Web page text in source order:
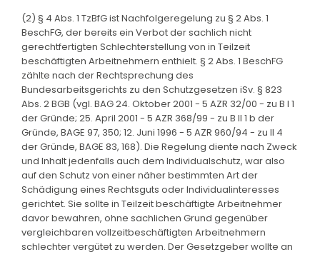
(2) § 4 Abs. 1 TzBfG ist Nachfolgeregelung zu § 2 Abs. 1
BeschFG, der bereits ein Verbot der sachlich nicht
gerechtfertigten Schlechterstellung von in Teilzeit
beschäftigten Arbeitnehmern enthielt. § 2 Abs. 1 BeschFG
zählte nach der Rechtsprechung des
Bundesarbeitsgerichts zu den Schutzgesetzen iSv. § 823
Abs. 2 BGB (vgl. BAG 24. Oktober 2001 - 5 AZR 32/00 - zu B I 1
der Gründe; 25. April 2001 - 5 AZR 368/99 - zu B II 1 b der
Gründe, BAGE 97, 350; 12. Juni 1996 - 5 AZR 960/94 - zu II 4
der Gründe, BAGE 83, 168). Die Regelung diente nach Zweck
und Inhalt jedenfalls auch dem Individualschutz, war also
auf den Schutz von einer näher bestimmten Art der
Schädigung eines Rechtsguts oder Individualinteresses
gerichtet. Sie sollte in Teilzeit beschäftigte Arbeitnehmer
davor bewahren, ohne sachlichen Grund gegenüber
vergleichbaren vollzeitbeschäftigten Arbeitnehmern
schlechter vergütet zu werden. Der Gesetzgeber wollte an